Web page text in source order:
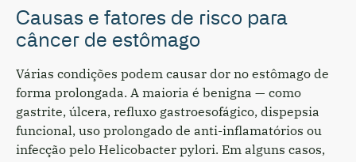
Causas e fatores de risco para
câncer de estômago
Várias condições podem causar dor no estômago de
forma prolongada. A maioria é benigna — como
gastrite, úlcera, refluxo gastroesofágico, dispepsia
funcional, uso prolongado de anti-inflamatórios ou
infecção pelo Helicobacter pylori. Em alguns casos,